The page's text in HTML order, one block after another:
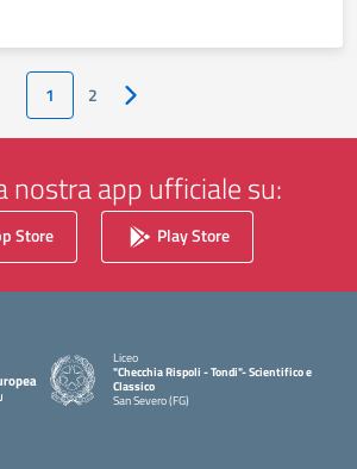
1 2 Pagina successiva
nostra app ufficiale su:
Store Play Store
Liceo
"Checchia Rispoli - Tondi"- Scientifico e
Classico
San Severo (FG)